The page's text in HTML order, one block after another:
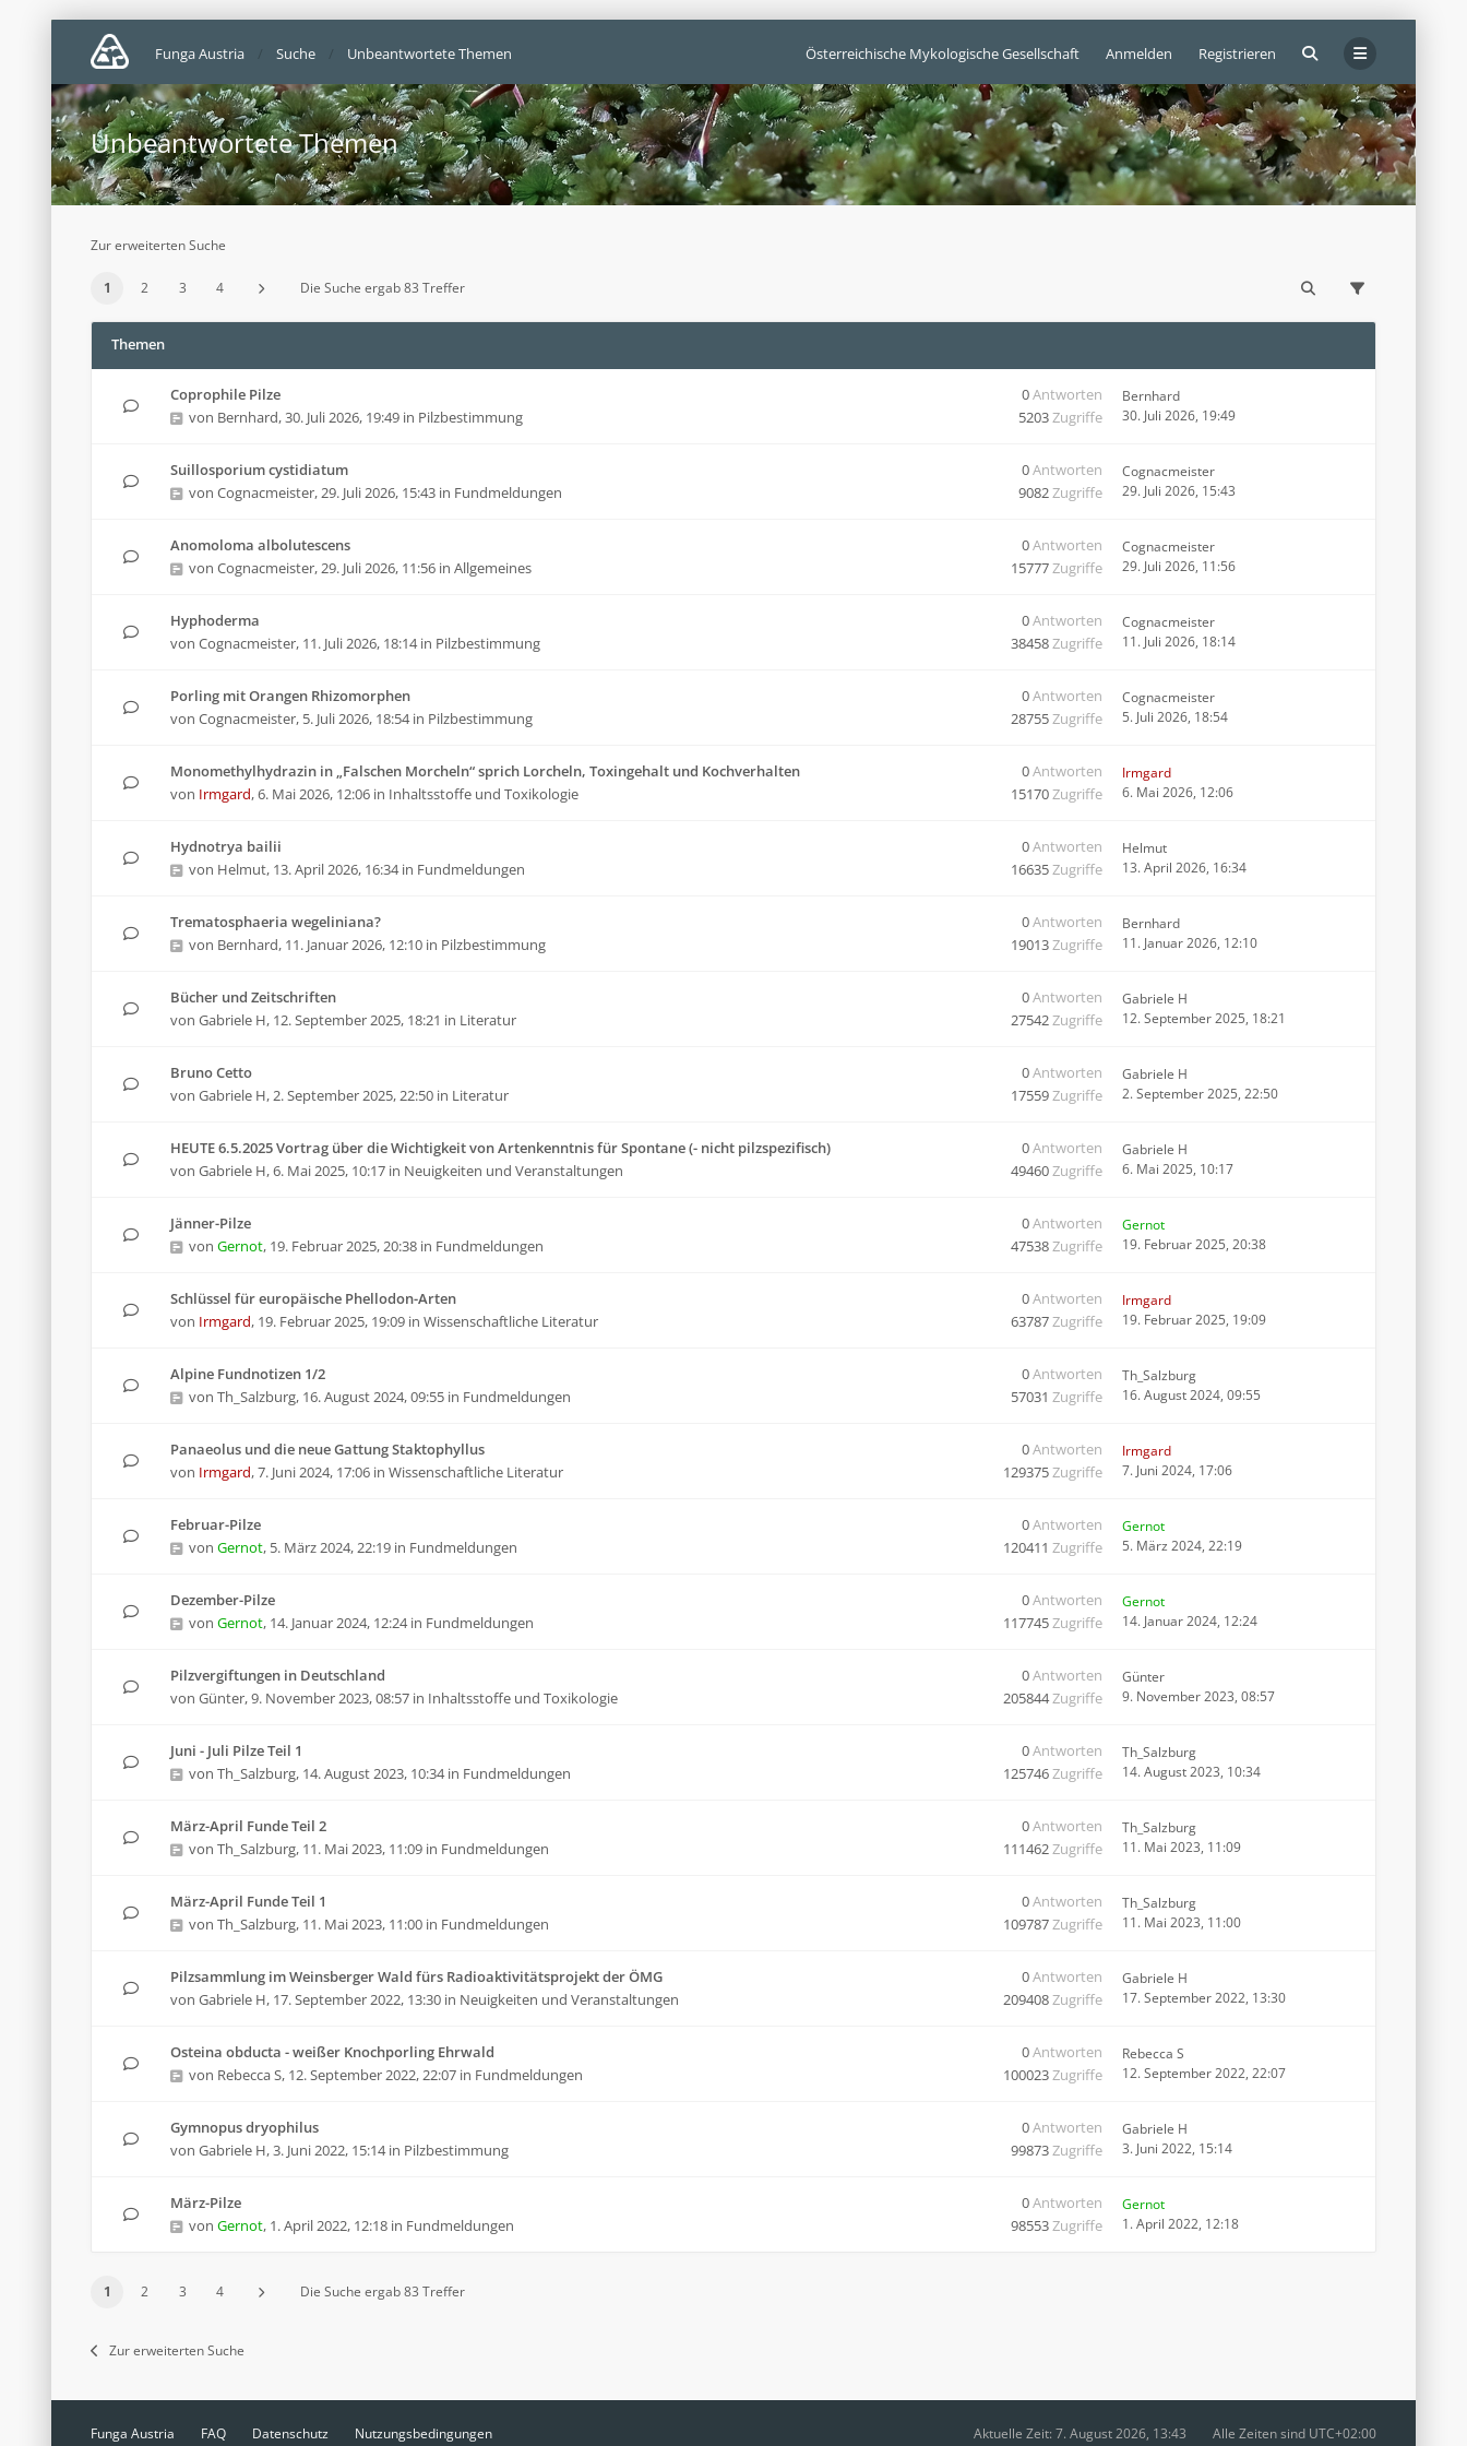
Österreichische Mykologische Gesellschaft Anmelden Registrieren
Funga Austria Suche Unbeantwortete Themen
Unbeantwortete Themen
Zur erweiterten Suche
1 2 3 4 Die Suche ergab 83 Treffer
Themen
Coprophile Pilze
von Bernhard,30. Juli 2026, 19:49 in Pilzbestimmung
0Antworten
5203Zugriffe
Bernhard
30. Juli 2026, 19:49
Suillosporium cystidiatum
von Cognacmeister,29. Juli 2026, 15:43 in Fundmeldungen
0Antworten
9082Zugriffe
Cognacmeister
29. Juli 2026, 15:43
Anomoloma albolutescens
von Cognacmeister,29. Juli 2026, 11:56 in Allgemeines
0Antworten
15777Zugriffe
Cognacmeister
29. Juli 2026, 11:56
Hyphoderma
von Cognacmeister, 11. Juli 2026, 18:14in Pilzbestimmung
0Antworten
38458Zugriffe
Cognacmeister
11. Juli 2026, 18:14
Porling mit Orangen Rhizomorphen
von Cognacmeister, 5. Juli 2026, 18:54in Pilzbestimmung
0Antworten
28755Zugriffe
Cognacmeister
5. Juli 2026, 18:54
Monomethylhydrazin in „Falschen Morcheln“ sprich Lorcheln, Toxingehalt und Kochverhalten
von Irmgard,6. Mai 2026, 12:06 in Inhaltsstoffe und Toxikologie
0Antworten
15170Zugriffe
Irmgard
6. Mai 2026, 12:06
Hydnotrya bailii
von Helmut, 13. April 2026, 16:34in Fundmeldungen
0Antworten
16635Zugriffe
Helmut
13. April 2026, 16:34
Trematosphaeria wegeliniana?
von Bernhard, 11. Januar 2026, 12:10 in Pilzbestimmung
0Antworten
19013Zugriffe
Bernhard
11. Januar 2026, 12:10
Bücher und Zeitschriften
von Gabriele H, 12. September 2025, 18:21 in Literatur
0Antworten
27542Zugriffe
Gabriele H
12. September 2025, 18:21
Bruno Cetto
von Gabriele H,2. September 2025, 22:50 in Literatur
0Antworten
17559Zugriffe
Gabriele H
2. September 2025, 22:50
HEUTE 6.5.2025 Vortrag über die Wichtigkeit von Artenkenntnis für Spontane (- nicht pilzspezifisch)
von Gabriele H,6. Mai 2025, 10:17 in Neuigkeiten und Veranstaltungen
0Antworten
49460Zugriffe
Gabriele H
6. Mai 2025, 10:17
Jänner-Pilze
von Gernot, 19. Februar 2025, 20:38 in Fundmeldungen
0Antworten
47538Zugriffe
Gernot
19. Februar 2025, 20:38
Schlüssel für europäische Phellodon-Arten
von Irmgard, 19. Februar 2025, 19:09 in Wissenschaftliche Literatur
0Antworten
63787Zugriffe
Irmgard
19. Februar 2025, 19:09
Alpine Fundnotizen 1/2
von Th_Salzburg, 16. August 2024, 09:55 in Fundmeldungen
0Antworten
57031 Zugriffe
Th_Salzburg
16. August 2024, 09:55
Panaeolus und die neue Gattung Staktophyllus
von Irmgard,7. Juni 2024, 17:06 in Wissenschaftliche Literatur
0Antworten
129375Zugriffe
Irmgard
7. Juni 2024, 17:06
Februar-Pilze
von Gernot, 5. März 2024, 22:19 in Fundmeldungen
0Antworten
120411 Zugriffe
Gernot
5. März 2024, 22:19
Dezember-Pilze
von Gernot, 14. Januar 2024, 12:24in Fundmeldungen
0Antworten
117745Zugriffe
Gernot
14. Januar 2024, 12:24
Pilzvergiftungen in Deutschland
von Günter,9. November 2023, 08:57 in Inhaltsstoffe und Toxikologie
0Antworten
205844Zugriffe
Günter
9. November 2023, 08:57
Juni - Juli Pilze Teil 1
von Th_Salzburg, 14. August 2023, 10:34in Fundmeldungen
0Antworten
125746Zugriffe
Th_Salzburg
14. August 2023, 10:34
März-April Funde Teil 2
von Th_Salzburg, 11. Mai 2023, 11:09 in Fundmeldungen
0Antworten
111462Zugriffe
Th_Salzburg
11. Mai 2023, 11:09
März-April Funde Teil 1
von Th_Salzburg, 11. Mai 2023, 11:00 in Fundmeldungen
0Antworten
109787Zugriffe
Th_Salzburg
11. Mai 2023, 11:00
Pilzsammlung im Weinsberger Wald fürs Radioaktivitätsprojekt der ÖMG
von Gabriele H, 17. September 2022, 13:30 in Neuigkeiten und Veranstaltungen
0Antworten
209408Zugriffe
Gabriele H
17. September 2022, 13:30
Osteina obducta - weißer Knochporling Ehrwald
von Rebecca S, 12. September 2022, 22:07 in Fundmeldungen
0Antworten
100023Zugriffe
Rebecca S
12. September 2022, 22:07
Gymnopus dryophilus
von Gabriele H,3. Juni 2022, 15:14in Pilzbestimmung
0Antworten
99873Zugriffe
Gabriele H
3. Juni 2022, 15:14
März-Pilze
von Gernot, 1. April 2022, 12:18 in Fundmeldungen
0Antworten
98553Zugriffe
Gernot
1. April 2022, 12:18
1 2 3 4 Die Suche ergab 83 Treffer
Zur erweiterten Suche
Funga Austria FAQ Datenschutz Nutzungsbedingungen Alle Zeiten sind UTC+02:00
Aktuelle Zeit: 7. August 2026, 13:43